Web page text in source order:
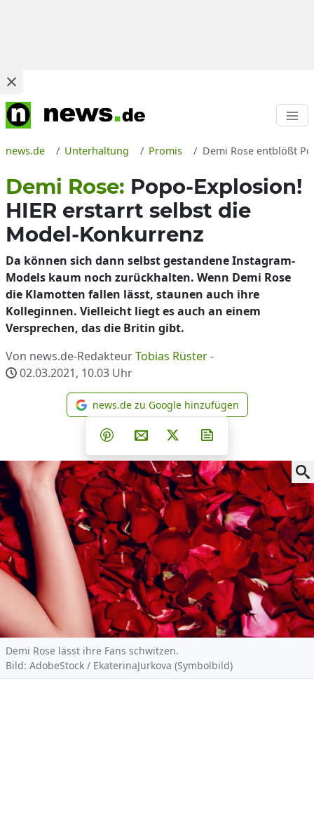
news.de Unterhaltung Promis Demi Rose entblößt
Demi Rose: Popo-Explosion!
HIER erstarrt selbst die
Model-Konkurrenz
Da können sich dann selbst gestandene Instagram-
Models kaum noch zurückhalten. Wenn Demi Rose
die Klamotten fallen lässt, staunen auch ihre
Kolleginnen. Vielleicht liegt es auch an einem
Versprechen, das die Britin gibt.
Von news.de-RedakteurTobias Rüster-
02.03.2021, 10.03 Uhr
news.de zu Google
news.de zu Google hinzufügen
Teilen auf Facebook
Teilen auf Whatsapp
Teilen auf Telegram
Teilen auf Pinterest
Per E-Mail teilen
Post auf X
Demi Rose lässt ihre Fans schwitzen.
Bild: AdobeStock / EkaterinaJurkova (Symbolbild)